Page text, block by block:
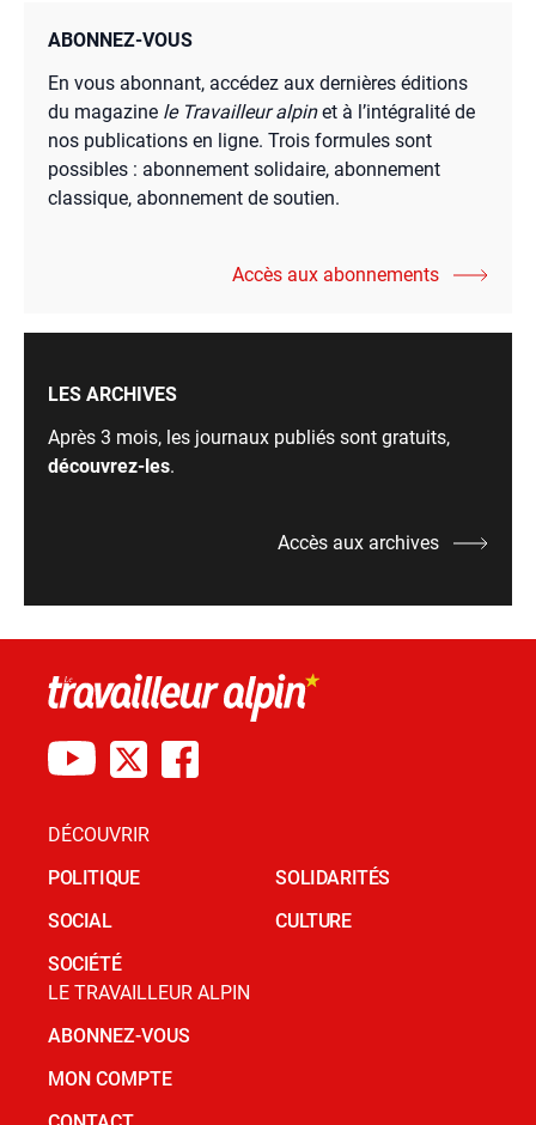
ABONNEZ-VOUS
En vous abonnant, accédez aux dernières éditions
du magazine le Travailleur alpinet à l’intégralité de
nos publications en ligne. Trois formules sont
possibles : abonnement solidaire, abonnement
classique, abonnement de soutien.
Accès aux abonnements
LES ARCHIVES
Après 3 mois, les journaux publiés sont gratuits,
découvrez-les.
Accès aux archives
DÉCOUVRIR
POLITIQUE
SOCIAL
SOCIÉTÉ
SOLIDARITÉS
CULTURE
LE TRAVAILLEUR ALPIN
ABONNEZ-VOUS
MON COMPTE